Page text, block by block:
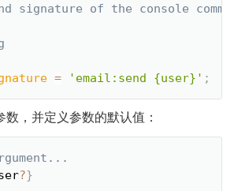
signature of the console
= 'email:send {user}' ;
，并定义参数的默认值：
?}